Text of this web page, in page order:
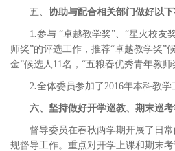
五、 协助与配合相关部门做好以
1.参与 “卓越教学奖”、“星火校友
师奖”的评选工作，推荐“卓越教学奖”
金”候选人11名，“五粮春优秀青年教师
2.全体委员参加了2016年本科教学
六、坚持做好开学巡教、期末巡考
督导委员在春秋两学期开展了日
规督导工作。重点对开学上课和期末